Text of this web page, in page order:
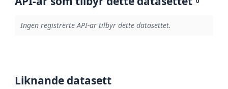
Ingen registrerte API-ar tilbyr dette datasettet.
Liknande datasett